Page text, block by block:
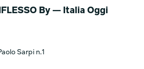
By — Italia Oggi
Sarpi n.1